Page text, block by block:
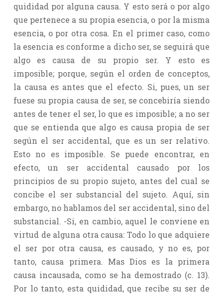
quididad por alguna causa. Y esto será o por algo
que pertenece a su propia esencia, o por la misma
esencia, o por otra cosa. En el primer caso, como
la esencia es conforme a dicho ser, se seguirá que
algo es causa de su propio ser. Y esto es
imposible; porque, según el orden de conceptos,
la causa es antes que el efecto. Si, pues, un ser
fuese su propia causa de ser, se concebiría siendo
antes de tener el ser, lo que es imposible; a no ser
que se entienda que algo es causa propia de ser
según el ser accidental, que es un ser relativo.
Esto no es imposible. Se puede encontrar, en
efecto, un ser accidental causado por los
principios de su propio sujeto, antes del cual se
concibe el ser substancial del sujeto. Aquí, sin
embargo, no hablamos del ser accidental, sino del
substancial. -Si, en cambio, aquel le conviene en
virtud de alguna otra causa: Todo lo que adquiere
el ser por otra causa, es causado, y no es, por
tanto, causa primera. Mas Dios es la primera
causa incausada, como se ha demostrado (c. 13).
Por lo tanto, esta quididad, que recibe su ser de